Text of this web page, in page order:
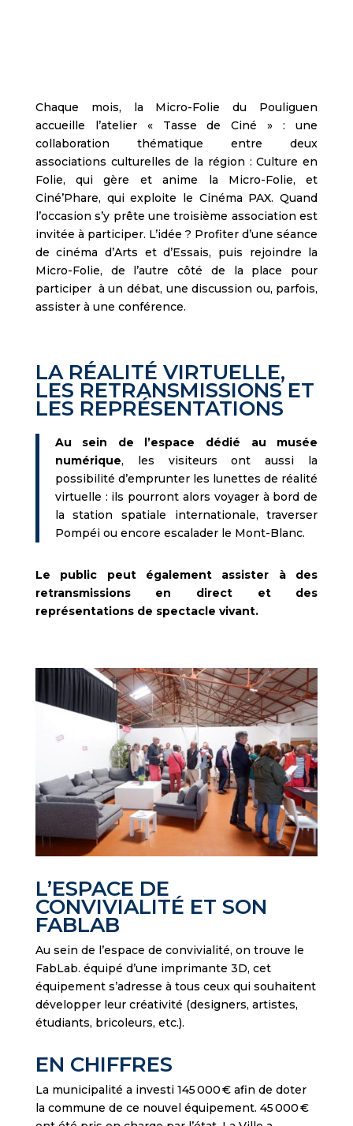
Chaque mois, la Micro-Folie du Pouliguen
accueille l’atelier « Tasse de Ciné » : une
collaboration thématique entre deux
associations culturelles de la région : Culture en
Folie, qui gère et anime la Micro-Folie, et
Ciné’Phare, qui exploite le Cinéma PAX. Quand
l’occasion s’y prête une troisième association est
invitée à participer. L’idée ? Profiter d’une séance
de cinéma d’Arts et d’Essais, puis rejoindre la
Micro-Folie, de l’autre côté de la place pour
participer à un débat, une discussion ou, parfois,
assister à une conférence.
LA RÉALITÉ VIRTUELLE,
LES RETRANSMISSIONS ET
LES REPRÉSENTATIONS
Au sein de l’espace dédié au musée
numérique, les visiteurs ont aussi la
possibilité d’emprunter les lunettes de réalité
virtuelle : ils pourront alors voyager à bord de
la station spatiale internationale, traverser
Pompéi ou encore escalader le Mont-Blanc.
Le public peut également assister à des
retransmissions en direct et des
représentations de spectacle vivant.
L’ESPACE DE
CONVIVIALITÉ ET SON
FABLAB
Au sein de l’espace de convivialité, on trouve le
FabLab. équipé d’une imprimante 3D, cet
équipement s’adresse à tous ceux qui souhaitent
développer leur créativité (designers, artistes,
étudiants, bricoleurs, etc.).
EN CHIFFRES
La municipalité a investi 145 000 € afin de doter
la commune de ce nouvel équipement. 45 000 €